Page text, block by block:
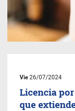
Vie26/07/2024
Licencia
que